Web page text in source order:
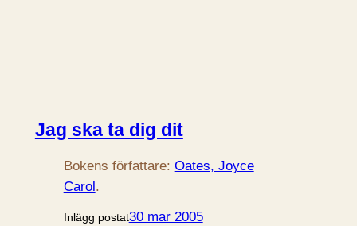
Jag ska ta dig dit
Bokens författare: Oates, Joyce
Carol.
Inlägg postat30 mar 2005